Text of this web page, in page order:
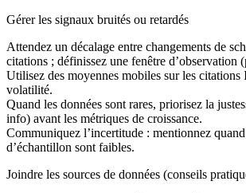
Gérer les signaux bruités ou retardés
Attendez un décalage entre changements de
citations ; définissez une fenêtre d’observation
Utilisez des moyennes mobiles sur les citations
volatilité.
Quand les données sont rares, priorisez la
info) avant les métriques de croissance.
Communiquez l’incertitude : mentionnez
d’échantillon sont faibles.
Joindre les sources de données (conseils